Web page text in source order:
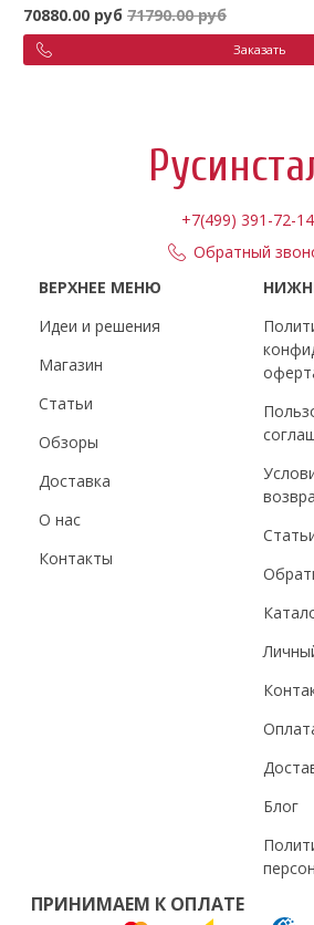
70880.00 руб 71790.00 руб
Заказать
+7(499) 391-72-14
Обратный
ВЕРХНЕЕ МЕНЮ
Идеи и решения
Магазин
Статьи
Обзоры
Доставка
О нас
Контакты
Блог
ПРИНИМАЕМ К ОПЛАТЕ